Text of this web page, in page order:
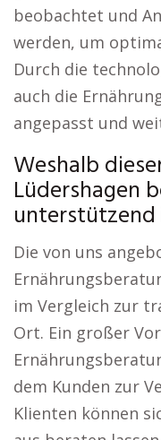
beobachtet und
werden, um
Durch die
auch die
angepasst und
Weshalb
Lüdershagen
unterstützend
Die von uns
im Vergleich zur
Ort. Ein großer
dem Kunden zur
Klienten können